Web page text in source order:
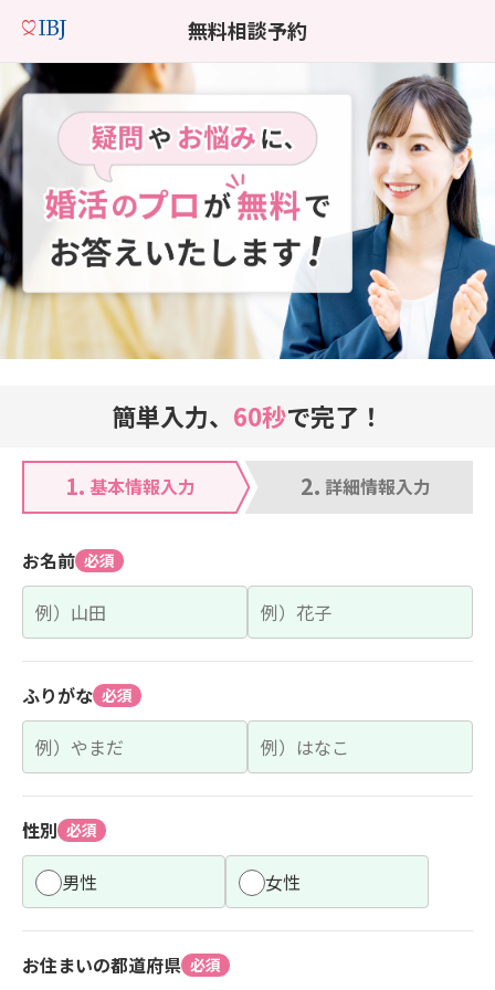
無料相談予約
簡単入力、 60秒で完了！
1. 基本情報入力 2. 詳細情報入力
お名前 必須
ふりがな 必須
性別 必須
男性 女性
お住まいの都道府県 必須